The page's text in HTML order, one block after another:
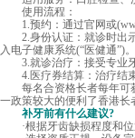
使用流程：
1.预约：通过官网或(
2.身份认证：就诊时出示
入电子健康系统(“医健通”)。
3.就诊治疗：接受专业牙
4.医疗券结算：治疗结束
每名合资格长者每年可获
一政策较大的便利了香港长
补牙前有什么建议?
·根据牙齿缺损程度和位